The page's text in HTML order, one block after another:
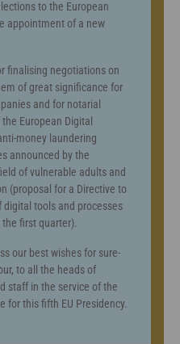
to the European
appointment of a new
finalising negotiations on
of great significance for
and for notarial
European Digital
money laundering
announced by the
of vulnerable adults and
(proposal for a Directive to
tools and processes
first quarter).
our best wishes for sure-
to all the heads of
staff in the service of the
for this fifth EU Presidency.